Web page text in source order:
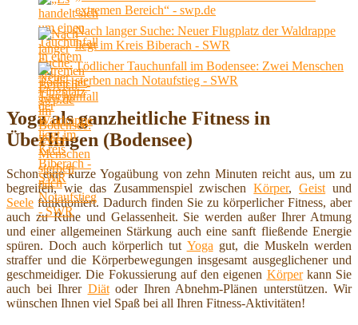
extremen Bereich“ - swp.de
Nach langer Suche: Neuer Flugplatz der Waldrappe
liegt im Kreis Biberach - SWR
Tödlicher Tauchunfall im Bodensee: Zwei Menschen
sterben nach Notaufstieg - SWR
Yoga als ganzheitliche Fitness in
Überlingen (Bodensee)
Schon eine kurze Yogaübung von zehn Minuten reicht aus, um zu
begreifen, wie das Zusammenspiel zwischenKörper,Geist und
Seele funktioniert. Dadurch finden Sie zu körperlicher Fitness, aber
auch zu Ruhe und Gelassenheit. Sie werden außer Ihrer Atmung
und einer allgemeinen Stärkung auch eine sanft fließende Energie
spüren. Doch auch körperlich tut Yoga gut, die Muskeln werden
straffer und die Körperbewegungen insgesamt ausgeglichener und
geschmeidiger. Die Fokussierung auf den eigenen Körperkann Sie
auch bei Ihrer Diätoder Ihren Abnehm-Plänen unterstützen. Wir
wünschen Ihnen viel Spaß bei all Ihren Fitness-Aktivitäten!